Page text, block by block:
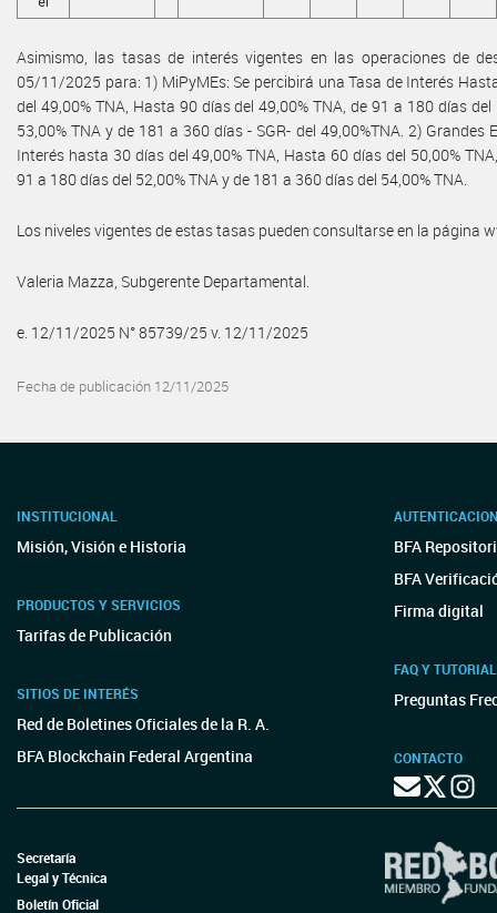
Asimismo, las tasas de interés vigentes en las operaciones de
05/11/2025 para: 1) MiPyMEs: Se percibirá una Tasa de Interés
del 49,00% TNA, Hasta 90 días del 49,00% TNA, de 91 a 180 días
53,00% TNA y de 181 a 360 días - SGR- del 49,00%TNA. 2) Grandes
Interés hasta 30 días del 49,00% TNA, Hasta 60 días del 50,00%
91 a 180 días del 52,00% TNA y de 181 a 360 días del 54,00% TNA.
Los niveles vigentes de estas tasas pueden consultarse en la página
Valeria Mazza, Subgerente Departamental.
e. 12/11/2025 N° 85739/25 v. 12/11/2025
Fecha de publicación 12/11/2025
INSTITUCIONAL
Misión, Visión e Historia
PRODUCTOS Y SERVICIOS
Tarifas de Publicación
SITIOS DE INTERÉS
Red de Boletines Oficiales de la R. A.
BFA Blockchain Federal Argentina
BFA
BFA
Firma digital
FAQ Y
Preguntas
CONTACTO
Secretaría
Legal y Técnica
Boletín Oficial